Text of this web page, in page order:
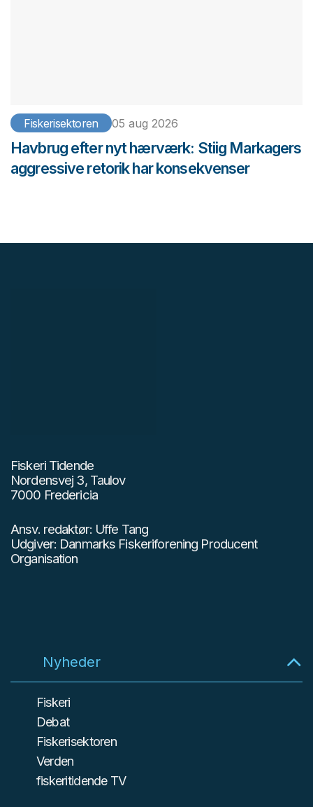
Fiskerisektoren 05 aug 2026
Havbrug efter nyt hærværk: Stiig Markagers
aggressive retorik har konsekvenser
Fiskeri Tidende
Nordensvej 3, Taulov
7000 Fredericia
Ansv. redaktør: Uffe Tang
Udgiver: Danmarks Fiskeriforening Producent
Organisation
Nyheder
Fiskeri
Debat
Fiskerisektoren
Verden
fiskeritidende TV